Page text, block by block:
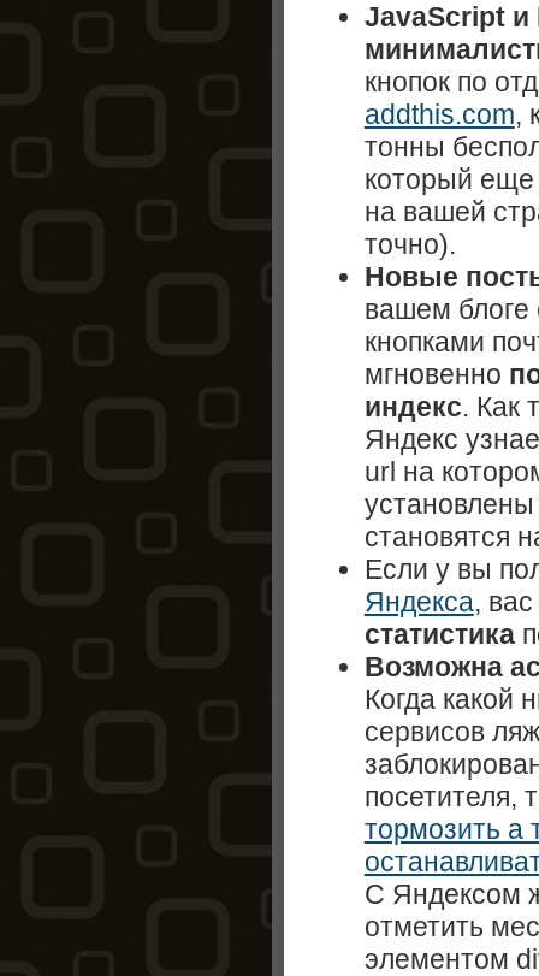
JavaScript и
кнопок по
addthis.com,
тонны
который еще
на вашей
точно).
Новые
вашем блоге
кнопками
мгновенно
индекс. Как
Яндекс
url на
установлены
становятся
Если у вы
Яндекса,
статистика
Возможна
Когда какой
сервисов
посетителя,
тормозить а
С Яндексом
отметить
элементом